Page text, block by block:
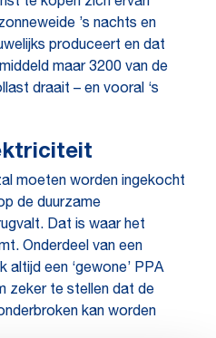
’s nachts en
produceert en dat
maar 3200 van de
draait – en vooral ‘s
moeten worden ingekocht
de duurzame
Dat is waar het
Onderdeel van een
een ‘gewone’ PPA
zeker te stellen dat de
kan worden